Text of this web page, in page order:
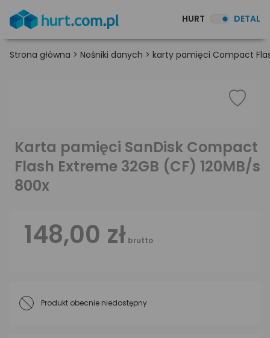
HURT DETAL
Strona główna > Nośniki danych > karty pamięci Compact
Karta pamięci SanDisk Compact
Flash Extreme 32GB (CF) 120MB/s
800x
148,00 zł brutto
Produkt obecnie niedostępny